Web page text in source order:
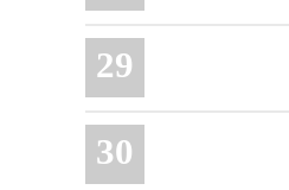
29
30